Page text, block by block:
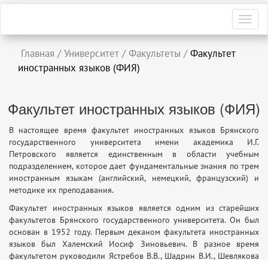
Главная / Университет / Факультеты / Факультет
иностранных языков (ФИЯ)
Факультет иностранных языков (ФИЯ)
В настоящее время факультет иностранных языков Брянского
государственного университета имени академика И.Г.
Петровского является единственным в области учебным
подразделением, которое дает фундаментальные знания по трем
иностранным языкам (английский, немецкий, французский) и
методике их преподавания.
Факультет иностранных языков является одним из старейших
факультетов Брянского государственного университета. Он был
основан в 1952 году. Первым деканом факультета иностранных
языков был Халемский Иосиф Зиновьевич. В разное время
факультетом руководили Ястребов В.В., Шадрин В.И., Шевлякова